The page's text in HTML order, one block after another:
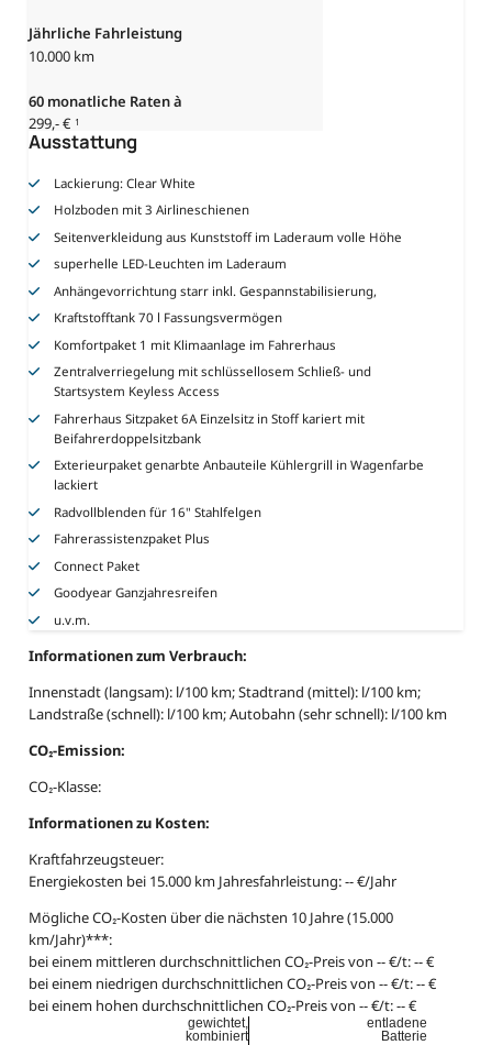
Ausstattung
Lackierung: Clear White
Holzboden mit 3 Airlineschienen
Seitenverkleidung aus Kunststoff im Laderaum volle Höhe
superhelle LED-Leuchten im Laderaum
Anhängevorrichtung starr inkl. Gespannstabilisierung,
Kraftstofftank 70 l Fassungsvermögen
Komfortpaket 1 mit Klimaanlage im Fahrerhaus
Zentralverriegelung mit schlüssellosem Schließ- und
Startsystem Keyless Access
Fahrerhaus Sitzpaket 6A Einzelsitz in Stoff kariert mit
Beifahrerdoppelsitzbank
Exterieurpaket genarbte Anbauteile Kühlergrill in Wagenfarbe
lackiert
Radvollblenden für 16" Stahlfelgen
Fahrerassistenzpaket Plus
Connect Paket
Goodyear Ganzjahresreifen
u.v.m.
Jährliche Fahrleistung
10.000 km
60 monatliche Raten à
299,- € 1
Informationen zum Verbrauch:
Innenstadt (langsam): l/100 km; Stadtrand (mittel): l/100 km;
Landstraße (schnell): l/100 km; Autobahn (sehr schnell): l/100 km
CO₂-Emission:
CO₂-Klasse:
Informationen zu Kosten:
Kraftfahrzeugsteuer:
Energiekosten bei 15.000 km Jahresfahrleistung: -- €/Jahr
Mögliche CO₂-Kosten über die nächsten 10 Jahre (15.000
km/Jahr)***:
bei einem mittleren durchschnittlichen CO₂-Preis von -- €/t: -- €
bei einem niedrigen durchschnittlichen CO₂-Preis von -- €/t: -- €
bei einem hohen durchschnittlichen CO₂-Preis von -- €/t: -- €
gewichtet,
kombiniert
entladene
Batterie